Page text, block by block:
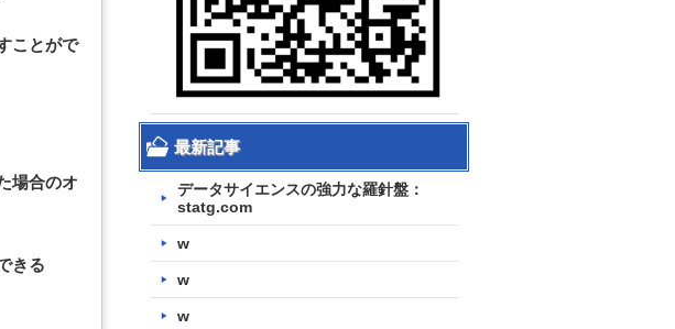
ことがで
場合のオ
きる
最新記事
データサイエンスの強力な羅針盤：
statg.com
w
w
w